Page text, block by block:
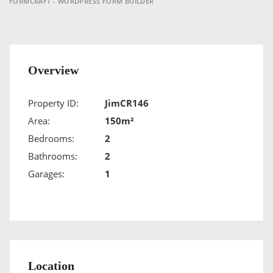
Overview
Property ID:
JimCR146
Area:
150m²
Bedrooms:
2
Bathrooms:
2
Garages:
1
Location